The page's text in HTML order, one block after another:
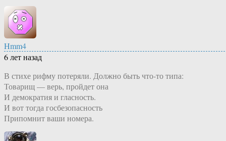
Hmm4
6 лет назад
В стихе рифму потеряли. Должно быть что-то типа:
Товарищ — верь, пройдет она
И демократия и гласность.
И вот тогда госбезопасность
Припомнит ваши номера.